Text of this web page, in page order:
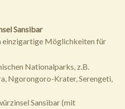
Sansibar
einzigartige Möglichkeiten für
Nationalparks, z.B.
Ngorongoro-Krater, Serengeti,
Sansibar (mit